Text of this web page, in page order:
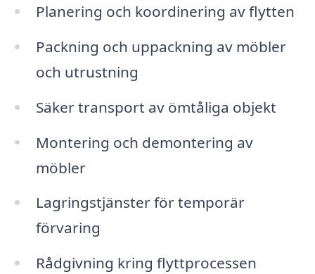
Planering och koordinering av flytten
Packning och uppackning av möbler
och utrustning
Säker transport av ömtåliga objekt
Montering och demontering av
möbler
Lagringstjänster för temporär
förvaring
Rådgivning kring flyttprocessen